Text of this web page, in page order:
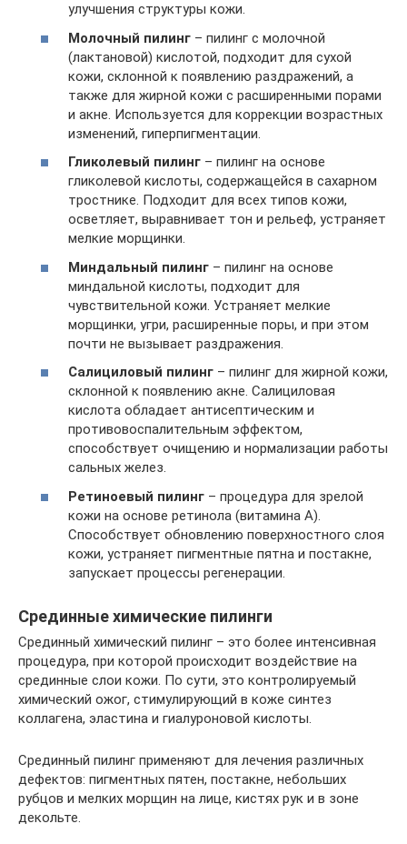
улучшения структуры кожи.
Молочный пилинг – пилинг с молочной
(лактановой) кислотой, подходит для сухой
кожи, склонной к появлению раздражений, а
также для жирной кожи с расширенными порами
и акне. Используется для коррекции возрастных
изменений, гиперпигментации.
Гликолевый пилинг – пилинг на основе
гликолевой кислоты, содержащейся в сахарном
тростнике. Подходит для всех типов кожи,
осветляет, выравнивает тон и рельеф, устраняет
мелкие морщинки.
Миндальный пилинг – пилинг на основе
миндальной кислоты, подходит для
чувствительной кожи. Устраняет мелкие
морщинки, угри, расширенные поры, и при этом
почти не вызывает раздражения.
Салициловый пилинг – пилинг для жирной кожи,
склонной к появлению акне. Салициловая
кислота обладает антисептическим и
противовоспалительным эффектом,
способствует очищению и нормализации работы
сальных желез.
Ретиноевый пилинг – процедура для зрелой
кожи на основе ретинола (витамина A).
Способствует обновлению поверхностного слоя
кожи, устраняет пигментные пятна и постакне,
запускает процессы регенерации.
Срединные химические пилинги
Срединный химический пилинг – это более интенсивная
процедура, при которой происходит воздействие на
срединные слои кожи. По сути, это контролируемый
химический ожог, стимулирующий в коже синтез
коллагена, эластина и гиалуроновой кислоты.
Срединный пилинг применяют для лечения различных
дефектов: пигментных пятен, постакне, небольших
рубцов и мелких морщин на лице, кистях рук и в зоне
декольте.